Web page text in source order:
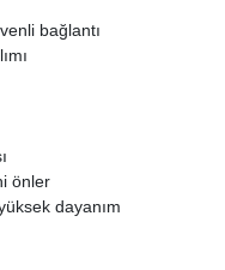
bağlantı
önler
dayanım